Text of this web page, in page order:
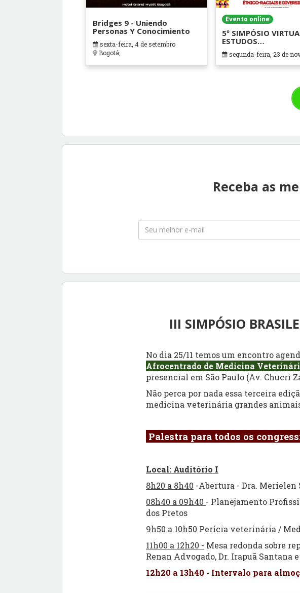
Bridges 9 - Uniendo
Personas Y Conocimiento
sexta-feira, 4 de setembro
Bogotá,
Evento online
5º SIMPÓSIO
ESTUDOS
RELAÇÕES ÉTNICO-
DIVERSIDADE
segunda-feira, 23 de
Receba as
III SIMPÓSIO
No dia 25/11 temos um encontro
Afrocentrado de Medicina
presencial em São Paulo (Av. Chucri
Não perca por nada essa terceira
medicina veterinária grandes
Palestra para todos os
Local: Auditório I
8h20 a 8h40 -Abertura - Dra.
08h40 a 09h40 - Planejamento
dos Pretos
9h50 a 10h50 Perícia veterinária /
11h00 a 12h20 - Mesa redonda sobre
Renan Advogado, Dr. Irapuã Santana
12h20 a 13h40 - Intervalo para